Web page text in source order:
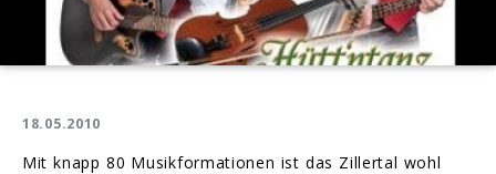
18.05.2010
Mit knapp 80 Musikformationen ist das Zillertal wohl